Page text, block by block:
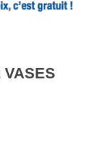
VASES